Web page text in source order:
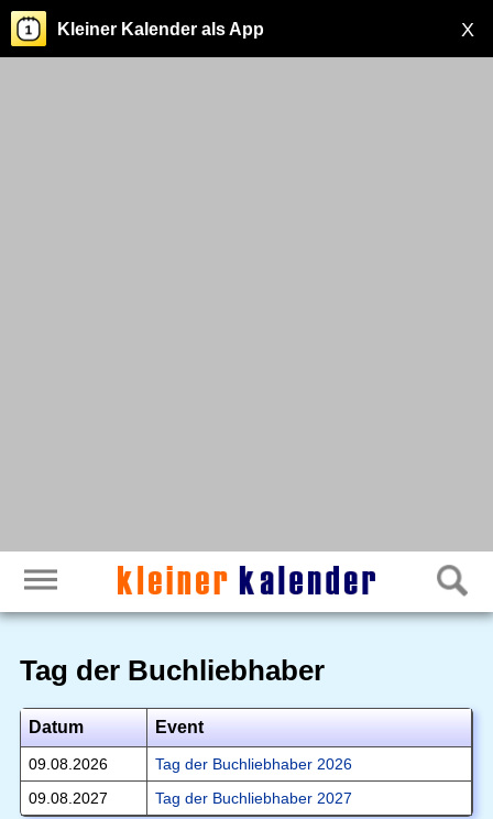
X
Kleiner Kalender als App
Tag der Buchliebhaber
Datum Event
09.08.2026
Tag der Buchliebhaber 2026
09.08.2027
Tag der Buchliebhaber 2027